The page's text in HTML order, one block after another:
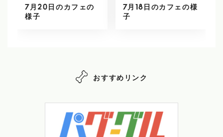
7月20日のカフェの
様子
7月18日のカフェの様
子
おすすめリンク